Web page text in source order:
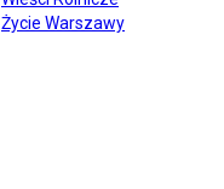
Życie Warszawy